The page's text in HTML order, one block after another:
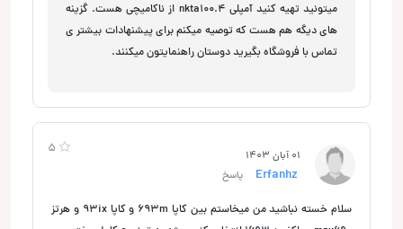
میتونید تهیه کنید آمپلی nkta100.4 از ناکامیچی هست. گزینه
های دیگه هم هست که توصیه میکنم برای پیشنهادات بیشتر ی
تماس با فروشگاه بگیرید دوستان راهنمایتون میکنند.
5 01 آبان 1403
پاسخ
سلام خسته نباشید من میخاستم بین کاپا ۶۹۳m و کاپا ۹۳ix و هرتز